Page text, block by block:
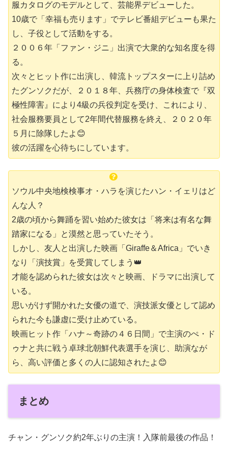
服カタログのモデルとして、芸能界デビューした。
10歳で「幸福も売ります」でテレビ番組デビューも果た
し、子役として活動をする。
２００６年「ファン・ジニ」出演で大衆的な知名度を得
る。
次々とヒット作に出演し、韓流トップスターに上り詰め
たグンソクだが、
２０１８年、兵務庁の身体検査で『双
極性障害』により4級の兵役判定を受け、これにより、
社会服務要員として2年間代替服務を終え、２０２０年
５月に除隊したよ😊
彼の活躍を心待ちにしています。
ソウル中央地検検事オ・ハラを演じたハン・イェリはど
んな人？
2歳の頃から舞踊を習い始めた彼女は「将来は有名な舞
踏家になる」と漠然と思っていたそう。
しかし、友人と出演した映画「Giraffe＆Africa」でいき
なり「演技賞」を受賞してしまう👑
才能を認められた彼女は次々と映画、ドラマに出演して
いる。
思いがけず開かれた女優の道で、演技派女優として認め
られた今も謙虚に受け止めている。
映画ヒット作「ハナ～奇跡の４６日間」で主演のぺ・ド
ゥナと共に戦う卓球北朝鮮代表選手を演じ、助演なが
ら、高い評価と多くの人に認知されたよ😊
まとめ
チャン・グンソク約2年ぶりの主演！入隊前最後の作品！